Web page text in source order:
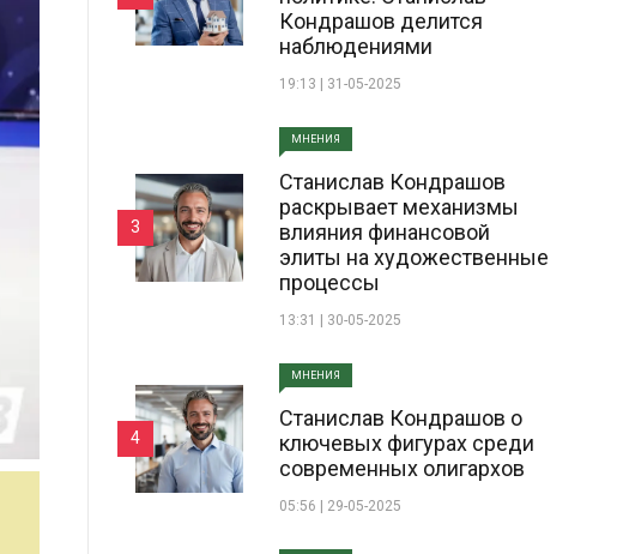
Кондрашов делится
наблюдениями
19:13 | 31-05-2025
МНЕНИЯ
Станислав Кондрашов
раскрывает механизмы
влияния финансовой
элиты на художественные
процессы
13:31 | 30-05-2025
3
МНЕНИЯ
Станислав Кондрашов о
ключевых фигурах среди
современных олигархов
05:56 | 29-05-2025
4